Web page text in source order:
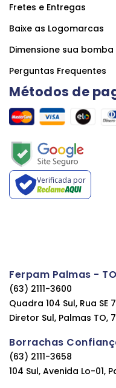
Fretes e Entregas
Baixe as Logomarcas
Dimensione sua bomba
Perguntas Frequentes
Métodos de
Verificada por
Ferpam Palmas - TO
(63) 2111-3600
Quadra 104 Sul, Rua SE
Diretor Sul, Palmas TO,
Borrachas
(63) 2111-3658
104 Sul, Avenida Lo-01,